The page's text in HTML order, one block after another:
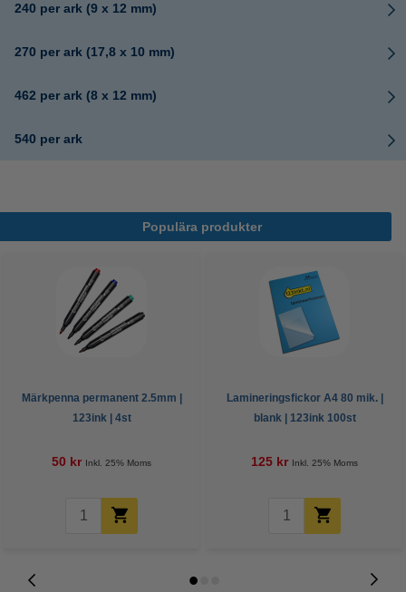
240 per ark (9 x 12 mm)
270 per ark (17,8 x 10 mm)
462 per ark (8 x 12 mm)
540 per ark
Populära produkter
Märkpenna permanent 2.5mm |
123ink | 4st
50 kr Inkl. 25% Moms
Lamineringsfickor A4 80 mik. |
blank | 123ink 100st
125 kr Inkl. 25% Moms